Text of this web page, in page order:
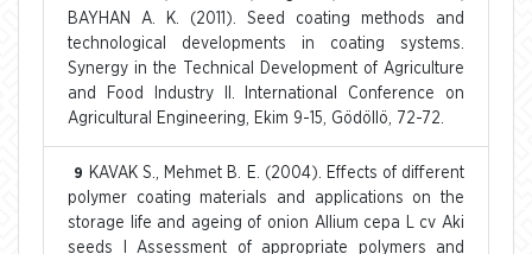
BAYHAN A. K. (2011). Seed coating methods and
technological developments in coating systems.
Synergy in the Technical Development of Agriculture
and Food Industry II. International Conference on
Agricultural Engineering, Ekim 9-15, Gödöllö, 72-72.
9
KAVAK S., Mehmet B. E. (2004). Effects of different
polymer coating materials and applications on the
storage life and ageing of onion Allium cepa L cv Aki
seeds I Assessment of appropriate polymers and